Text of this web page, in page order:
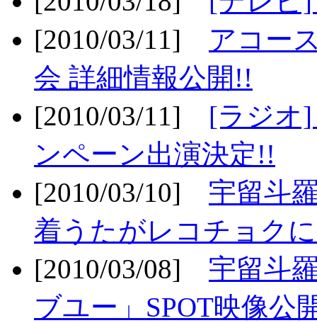
[2010/03/11] アコー
会 詳細情報公開!!
[2010/03/11] [ラジオ
ンペーン出演決定!!
[2010/03/10] 宇留斗
着うたがレコチョク
[2010/03/08] 宇留斗
ブユー」SPOT映像公